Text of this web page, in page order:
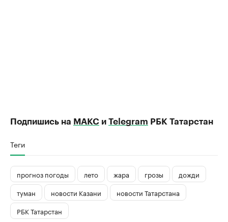
Подпишись на МАКС и Telegram РБК Татарстан
Теги
прогноз погоды лето жара грозы
дожди
туман
новости Казани
новости Татарстана
РБК Татарстан